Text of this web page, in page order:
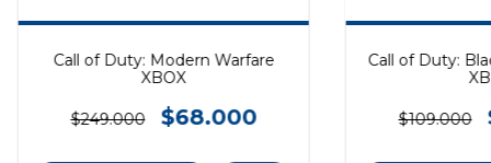
Call of Duty: Modern Warfare
XBOX
$249.000 $68.000
Call of Duty:
$109.000